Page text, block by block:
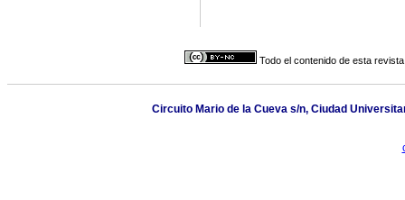
Todo el contenido de esta
Circuito Mario de la Cueva s/n, Ciudad